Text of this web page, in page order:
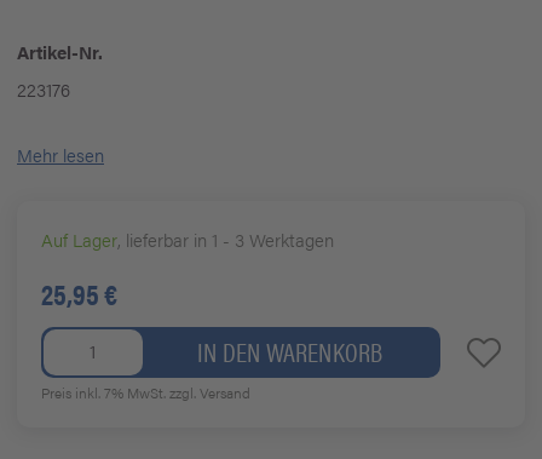
Artikel-Nr.
223176
Mehr lesen
Auf Lager, lieferbar in 1 - 3 Werktagen
25,95 €
IN DEN WARENKORB
Preis inkl. 7% MwSt.zzgl. Versand